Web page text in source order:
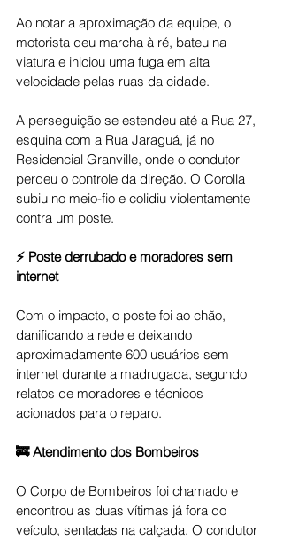
Ao notar a aproximação da equipe, o
motorista deu marcha à ré, bateu na
viatura e iniciou uma fuga em alta
velocidade pelas ruas da cidade.
A perseguição se estendeu até a Rua 27,
esquina com a Rua Jaraguá, já no
Residencial Granville, onde o condutor
perdeu o controle da direção. O Corolla
subiu no meio-fio e colidiu violentamente
contra um poste.
⚡ Poste derrubado e moradores sem
internet
Com o impacto, o poste foi ao chão,
danificando a rede e deixando
aproximadamente 600 usuários sem
internet durante a madrugada, segundo
relatos de moradores e técnicos
acionados para o reparo.
🚒 Atendimento dos Bombeiros
O Corpo de Bombeiros foi chamado e
encontrou as duas vítimas já fora do
veículo, sentadas na calçada. O condutor